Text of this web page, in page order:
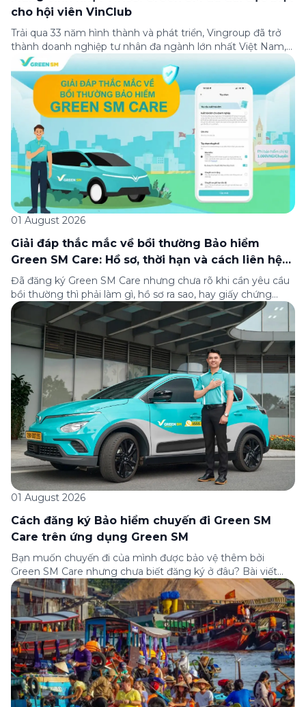
cho hội viên VinClub
Trải qua 33 năm hình thành và phát triển, Vingroup đã trở
thành doanh nghiệp tư nhân đa ngành lớn nhất Việt Nam,
lọt Top 30 doanh nghiệp lớn nhất Đông Nam Á theo bảng
xếp hạng của Tạp chí Fortune (Mỹ). Nhân kỷ niệm 33 năm
thành lập (8/8/1993 đến 8/8/2026), Green SM trân […]
01 August 2026
Giải đáp thắc mắc về bồi thường Bảo hiểm
Green SM Care: Hồ sơ, thời hạn và cách liên hệ
hỗ trợ
Đã đăng ký Green SM Care nhưng chưa rõ khi cần yêu cầu
bồi thường thì phải làm gì, hồ sơ ra sao, hay giấy chứng
nhận bảo hiểm tìm ở đâu? Bài viết này tổng hợp đầy đủ các
câu hỏi thường gặp nhất về quy trình bồi thường và hỗ trợ
của Green […]
01 August 2026
Cách đăng ký Bảo hiểm chuyến đi Green SM
Care trên ứng dụng Green SM
Bạn muốn chuyến đi của mình được bảo vệ thêm bởi
Green SM Care nhưng chưa biết đăng ký ở đâu? Bài viết
dưới đây sẽ hướng dẫn chi tiết cách tham gia (và hủy tham
gia) gói bảo hiểm này ngay trên ứng dụng Green SM, cùng
những lưu ý quan trọng trước khi […]